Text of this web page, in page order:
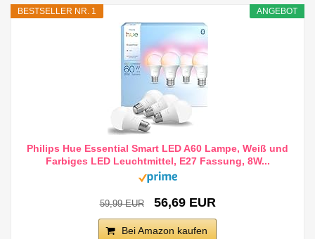
ANGEBOT
BESTSELLER NR. 1
Philips Hue Essential Smart LED A60 Lampe, Weiß und
Farbiges LED Leuchtmittel, E27 Fassung, 8W...
59,99 EUR 56,69 EUR
Bei Amazon kaufen